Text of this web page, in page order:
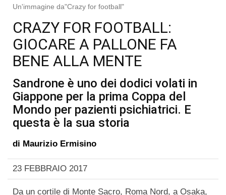
Un'immagine da"Crazy for football"
CRAZY FOR FOOTBALL:
GIOCARE A PALLONE FA
BENE ALLA MENTE
Sandrone è uno dei dodici volati in
Giappone per la prima Coppa del
Mondo per pazienti psichiatrici. E
questa è la sua storia
di Maurizio Ermisino
23 FEBBRAIO 2017
Da un cortile di Monte Sacro, Roma Nord, a Osaka,